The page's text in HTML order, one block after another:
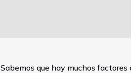
Sabemos que hay muchos